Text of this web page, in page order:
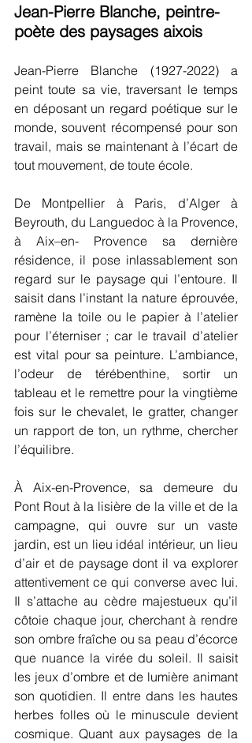
Jean-Pierre Blanche, peintre-
poète des paysages aixois
Jean-Pierre Blanche (1927-2022) a
peint toute sa vie, traversant le temps
en déposant un regard poétique sur le
monde, souvent récompensé pour son
travail, mais se maintenant à l’écart de
tout mouvement, de toute école.
De Montpellier à Paris, d’Alger à
Beyrouth, du Languedoc à la Provence,
à Aix–en- Provence sa dernière
résidence, il pose inlassablement son
regard sur le paysage qui l’entoure. Il
saisit dans l’instant la nature éprouvée,
ramène la toile ou le papier à l’atelier
pour l’éterniser ; car le travail d’atelier
est vital pour sa peinture. L’ambiance,
l’odeur de térébenthine, sortir un
tableau et le remettre pour la vingtième
fois sur le chevalet, le gratter, changer
un rapport de ton, un rythme, chercher
l’équilibre.
À Aix-en-Provence, sa demeure du
Pont Rout à la lisière de la ville et de la
campagne, qui ouvre sur un vaste
jardin, est un lieu idéal intérieur, un lieu
d’air et de paysage dont il va explorer
attentivement ce qui converse avec lui.
Il s’attache au cèdre majestueux qu’il
côtoie chaque jour, cherchant à rendre
son ombre fraîche ou sa peau d’écorce
que nuance la virée du soleil. Il saisit
les jeux d’ombre et de lumière animant
son quotidien. Il entre dans les hautes
herbes folles où le minuscule devient
cosmique. Quant aux paysages de la